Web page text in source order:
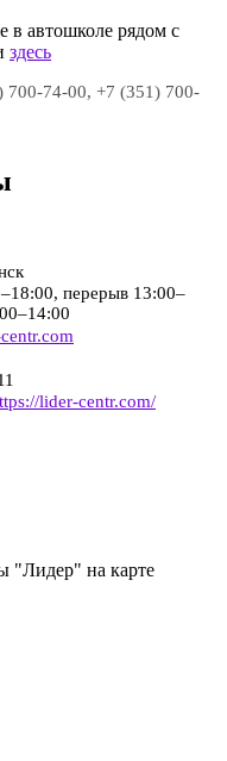
в автошколе рядом с
здесь
700-74-00, +7 (351) 700-
перерыв 13:00–
lider-centr.com/
"Лидер" на карте